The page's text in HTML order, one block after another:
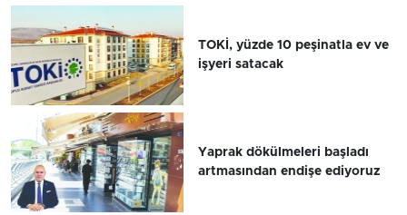
TOKİ, yüzde 10 peşinatla ev ve
işyeri satacak
Yaprak dökülmeleri başladı
artmasından endişe ediyoruz